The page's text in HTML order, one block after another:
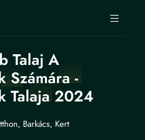
Talaj A
Számára -
Talaja 2024
Barkács, Kert